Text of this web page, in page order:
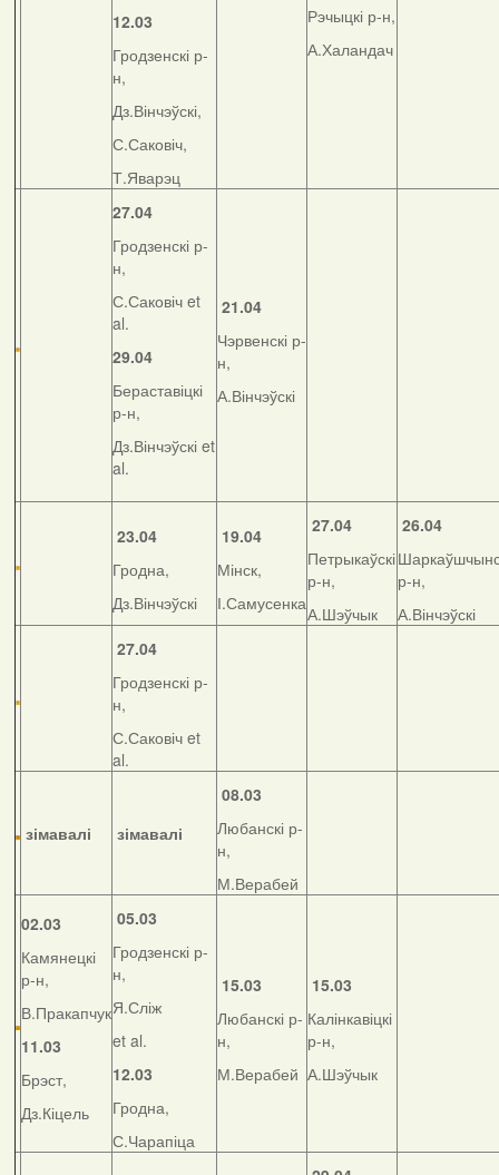
12.03
Гродзенскі р-
н,
Дз.Вінчэўскі,
С.Саковіч,
Т.Яварэц
Рэчыцкі р-н,
А.Халандач
27.04
Гродзенскі р-
н,
С.Саковіч et
al.
29.04
Бераставіцкі
р-н,
Дз.Вінчэўскі et
al.
21.04
Чэрвенскі р-
н,
А.Вінчэўскі
23.04
Гродна,
Дз.Вінчэўскі
19.04
Мінск,
І.Самусенка
27.04
Петрыкаўскі
р-н,
А.Шэўчык
26.04
р-н,
А.Вінчэўскі
27.04
Гродзенскі р-
н,
С.Саковіч et
al.
зімавалі зімавалі
08.03
Любанскі р-
н,
М.Верабей
02.03
Камянецкі
р-н,
В.Пракапчук
11.03
Брэст,
Дз.Кіцель
05.03
Гродзенскі р-
н,
Я.Сліж
et al.
12.03
Гродна,
С.Чарапіца
15.03
Любанскі р-
н,
М.Верабей
15.03
Калінкавіцкі
р-н,
А.Шэўчык